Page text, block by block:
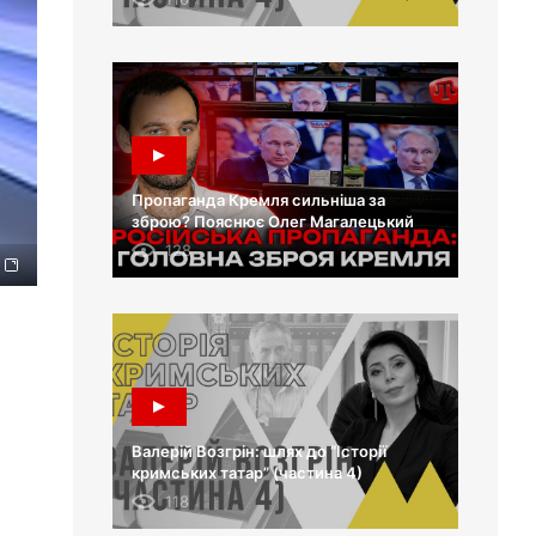
Пропаганда Кремля сильніша за
зброю? Пояснює Олег Магалецький
128
Валерій Возгрін: шлях до “Історії
кримських татар” (частина 4)
118